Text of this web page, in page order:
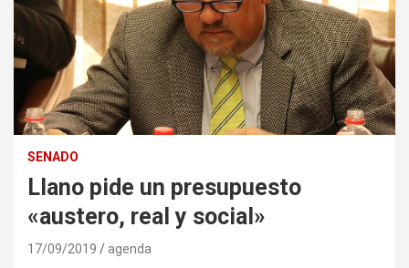
SENADO
Llano pide un presupuesto
«austero, real y social»
17/09/2019 agenda